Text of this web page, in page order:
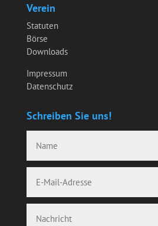
Verein
Statuten
Börse
Downloads
Impressum
Datenschutz
Schreiben Sie uns!